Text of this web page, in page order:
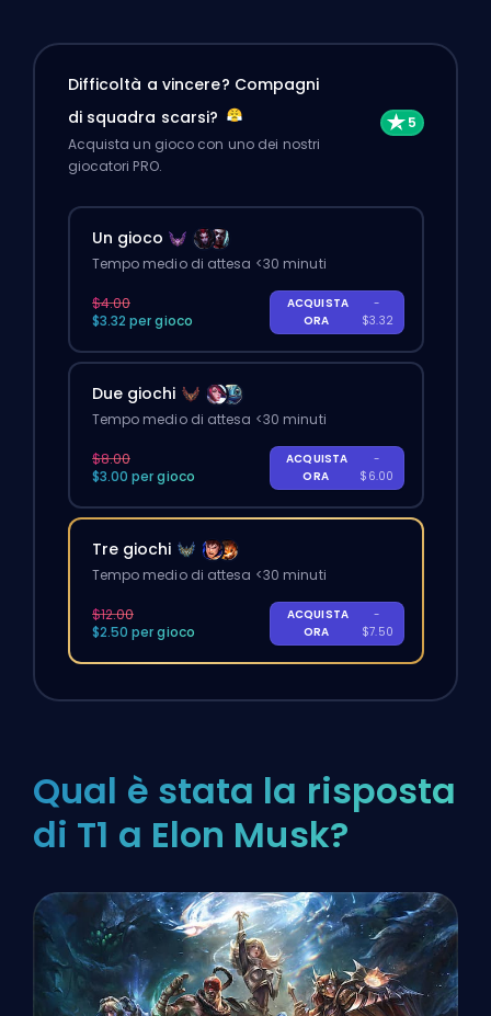
Difficoltà a vincere? Compagni
di squadra scarsi?
Acquista un gioco con uno dei nostri
giocatori PRO.
Un gioco
Tempo medio di attesa <30 minuti
$4.00
$3.32 per gioco
ACQUISTA
ORA
-
$3.32
Due giochi
Tempo medio di attesa <30 minuti
$8.00
$3.00 per gioco
ACQUISTA
ORA
-
$6.00
Tre giochi
Tempo medio di attesa <30 minuti
$12.00
$2.50 per gioco
ACQUISTA
ORA
-
$7.50
Qual è stata la risposta
di T1 a Elon Musk?